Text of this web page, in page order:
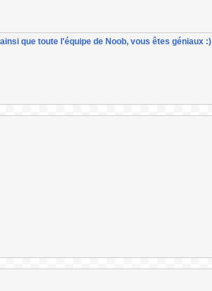
que toute l'équipe de Noob, vous êtes géniaux :)